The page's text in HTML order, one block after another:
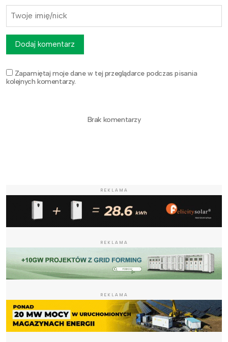
Zapamiętaj moje dane w tej przeglądarce podczas pisania
kolejnych komentarzy.
Dodaj komentarz
Brak komentarzy
REKLAMA
REKLAMA
REKLAMA